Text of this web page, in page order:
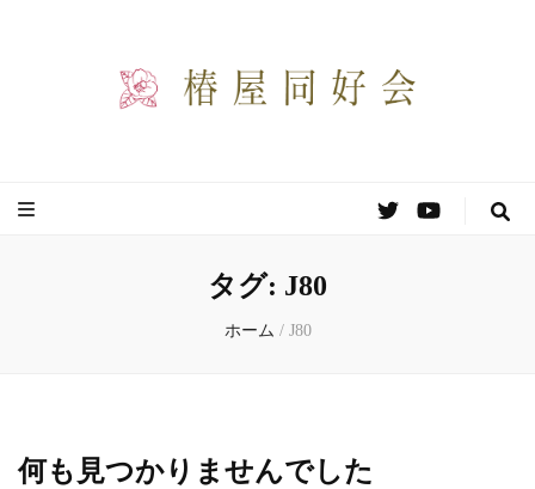
タグ: J80
ホーム / J80
何も見つかりませんでした